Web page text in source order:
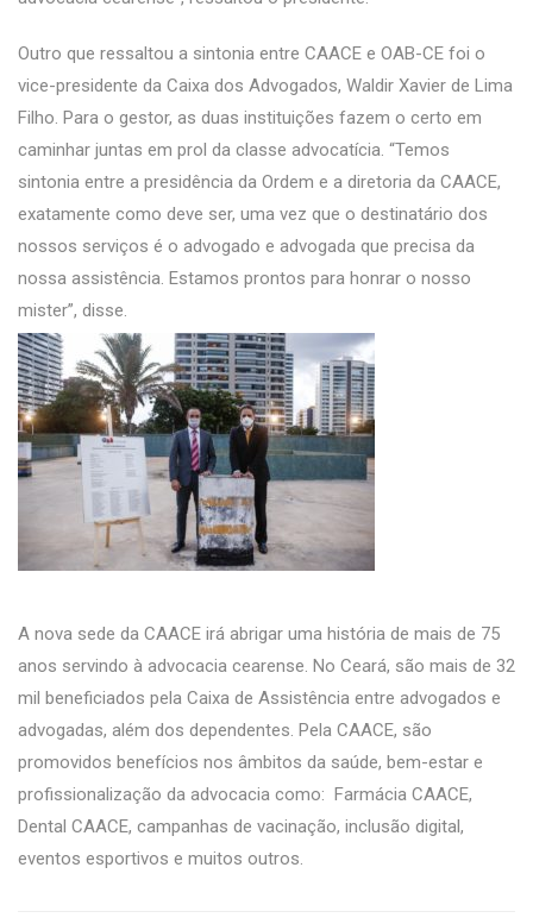
Outro que ressaltou a sintonia entre CAACE e OAB-CE foi o
vice-presidente da Caixa dos Advogados, Waldir Xavier de Lima
Filho. Para o gestor, as duas instituições fazem o certo em
caminhar juntas em prol da classe advocatícia. “Temos
sintonia entre a presidência da Ordem e a diretoria da CAACE,
exatamente como deve ser, uma vez que o destinatário dos
nossos serviços é o advogado e advogada que precisa da
nossa assistência. Estamos prontos para honrar o nosso
mister”, disse.
A nova sede da CAACE irá abrigar uma história de mais de 75
anos servindo à advocacia cearense. No Ceará, são mais de 32
mil beneficiados pela Caixa de Assistência entre advogados e
advogadas, além dos dependentes. Pela CAACE, são
promovidos benefícios nos âmbitos da saúde, bem-estar e
profissionalização da advocacia como: Farmácia CAACE,
Dental CAACE, campanhas de vacinação, inclusão digital,
eventos esportivos e muitos outros.